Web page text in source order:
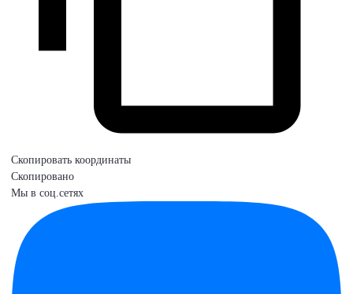
Скопировать координаты
Скопировано
Мы в соц.сетях